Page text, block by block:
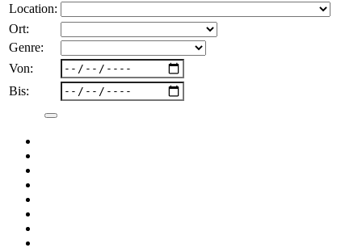
Location:
Ort:
Genre:
Von:
Bis: